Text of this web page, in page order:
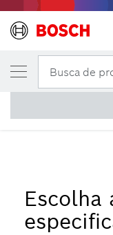
Busca de
Mangueiras
Escolha
Mangueira